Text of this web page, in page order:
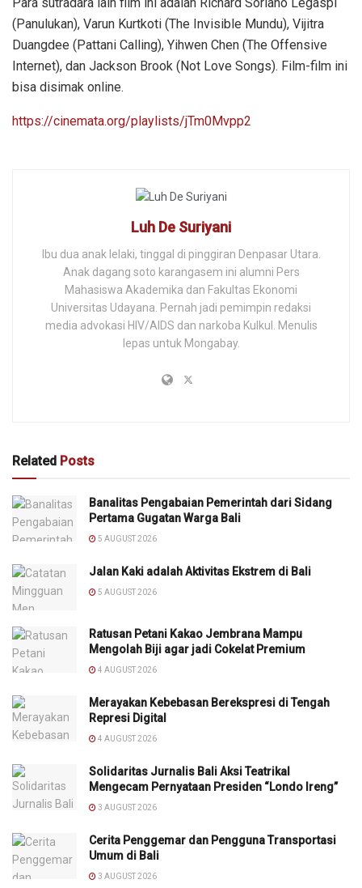
Para sutradara lain film ini adalah Richard Soriano Legaspi
(Panulukan), Varun Kurtkoti (The Invisible Mundu), Vijitra
Duangdee (Pattani Calling), Yihwen Chen (The Offensive
Internet), dan Jackson Brook (Not Love Songs). Film-film ini
bisa disimak online.
https://cinemata.org/playlists/jTm0Mvpp2
Luh De Suriyani
Ibu dua anak lelaki, tinggal di pinggiran Denpasar Utara.
Anak dagang soto karangasem ini alumni Pers
Mahasiswa Akademika dan Fakultas Ekonomi
Universitas Udayana. Pernah jadi pemimpin redaksi
media advokasi HIV/AIDS dan narkoba Kulkul. Menulis
lepas untuk Mongabay.
Related Posts
Banalitas Pengabaian Pemerintah dari Sidang
Pertama Gugatan Warga Bali
5 AUGUST 2026
Jalan Kaki adalah Aktivitas Ekstrem di Bali
5 AUGUST 2026
Ratusan Petani Kakao Jembrana Mampu
Mengolah Biji agar jadi Cokelat Premium
4 AUGUST 2026
Merayakan Kebebasan Berekspresi di Tengah
Represi Digital
4 AUGUST 2026
Solidaritas Jurnalis Bali Aksi Teatrikal
Mengecam Pernyataan Presiden “Londo Ireng”
3 AUGUST 2026
Cerita Penggemar dan Pengguna Transportasi
Umum di Bali
3 AUGUST 2026